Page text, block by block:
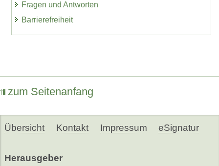
Fragen und Antworten
Barrierefreiheit
zum Seitenanfang
Übersicht Kontakt Impressum eSignatur
Herausgeber